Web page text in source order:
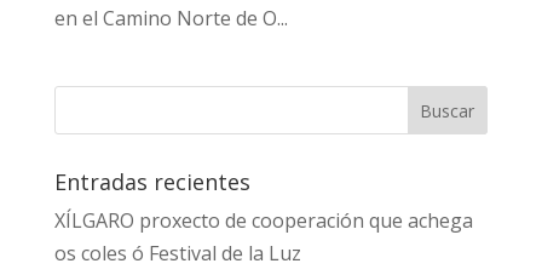
en el Camino Norte de O...
Entradas recientes
XÍLGARO proxecto de cooperación que achega
os coles ó Festival de la Luz